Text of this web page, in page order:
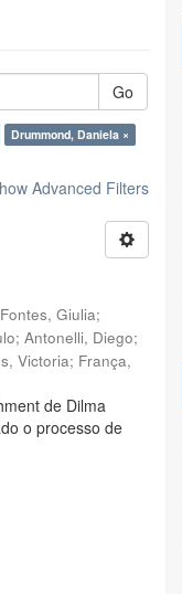
Go
Drummond, Daniela ×
Advanced Filters
Fontes, Giulia;
;Antonelli, Diego;
Victoria; França,
de Dilma
o processo de